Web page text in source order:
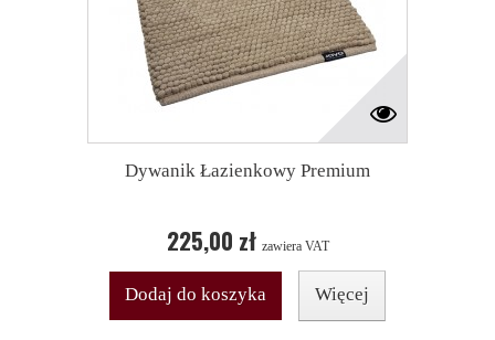
Dywanik Łazienkowy Premium
225,00 zł zawiera VAT
Dodaj do koszyka Więcej